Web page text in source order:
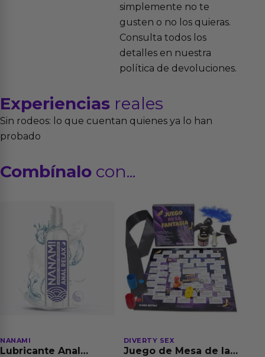
simplemente no te
gusten o no los quieras.
Consulta todos los
detalles en nuestra
política de devoluciones.
Experiencias reales
Sin rodeos: lo que cuentan quienes ya lo han
probado
Combínalo con...
NANAMI
Lubricante Anal
DIVERTY SEX
Juego de Mesa de las